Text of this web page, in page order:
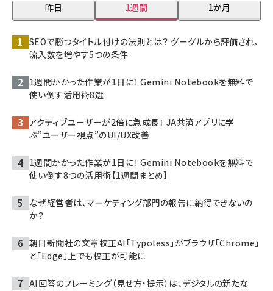
昨日 1週間 1か月
SEOで勝つタイトル付けの法則とは？ グーグルから評価され、
流入数を増やす5つの条件
1週間かかった作業が1日に！ Gemini Notebookを無料で
使い倒す活用術8選
アクティブユーザーが2倍に急成長！ JA共済アプリに学
ぶ“ユーザー視点”のUI/UX改善
1週間かかった作業が1日に！ Gemini Notebookを無料で
使い倒す8つの活用術【1週間まとめ】
なぜ経営者は、マーケティング部門の報告に納得できないの
か？
朝日新聞社の文章校正AI「Typoless」がブラウザ「Chrome」
と「Edge」上でも校正が可能に
AI回答のフレーミング（見せ方・提示）は、デジタルの新たな